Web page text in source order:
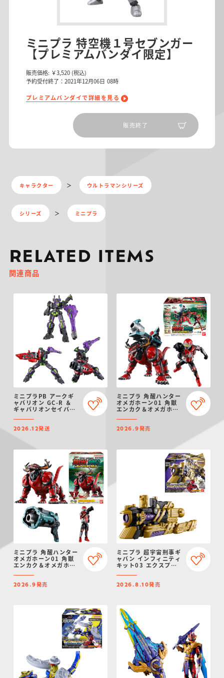
ミニプラ 特空機１号セブンガー
【プレミアムバンダイ限定】
販売価格: ￥3,520 (税込)
予約受付終了：2021年12月06日 08時
プレミアムバンダイで詳細を見る
販売終了
キャラクター ウルトラマンシリーズ
シリーズ ミニプラ
RELATED ITEMS
関連商品
ミニプラPB アークギ
ャバリオン GC-R ＆
ギャバリオンセイバー
バリオンドリル(ダーク
ver.)
2026.12発送
ミニプラ 角醒ハンター
オメガホーン01 角獣
エンカク＆オメガホー
ガホーン セット
2026.9発売
ミニプラ 角醒ハンター
オメガホーン01 角獣
エンカク＆オメガホー
ガホーン
2026.9発売
ミニプラ 超宇宙刑事ギ
ャバン インフィニティ
キット03 エクスプレ
2026.8.10発売